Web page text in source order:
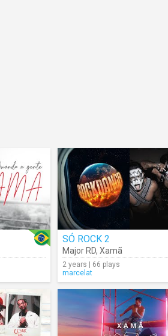
SÓ ROCK 2
Major RD, Xamã
2 years | 66 plays
marcelat